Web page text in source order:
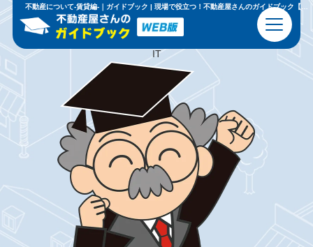
現場で恥 をか かない ための 基礎知識と心得
ビジネスマナー
不動産の基本
IT